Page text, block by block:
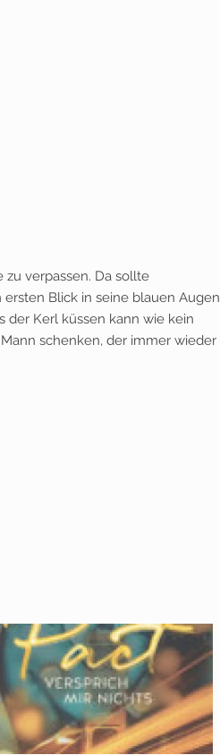
zu verpassen. Da sollte
ersten Blick in seine blauen Augen
der Kerl küssen kann wie kein
schenken, der immer wieder